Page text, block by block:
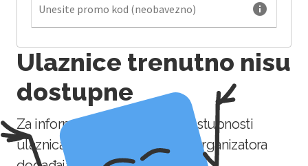
Unesite promo kod (neobavezno) info
Ulaznice trenutno nisu
dostupne
Za informaciju o naknadnoj dostupnosti
ulaznica molimo kontaktirajte organizatora